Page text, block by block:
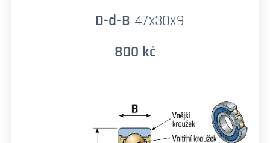
D-d-B 47x30x9
800 kč